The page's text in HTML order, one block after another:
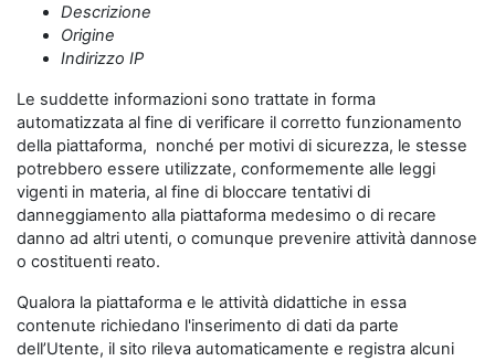
Descrizione
Origine
Indirizzo IP
Le suddette informazioni sono trattate in forma
automatizzata al fine di verificare il corretto funzionamento
della piattaforma, nonché per motivi di sicurezza, le stesse
potrebbero essere utilizzate, conformemente alle leggi
vigenti in materia, al fine di bloccare tentativi di
danneggiamento alla piattaforma medesimo o di recare
danno ad altri utenti, o comunque prevenire attività dannose
o costituenti reato.
Qualora la piattaforma e le attività didattiche in essa
contenute richiedano l'inserimento di dati da parte
dell’Utente, il sito rileva automaticamente e registra alcuni